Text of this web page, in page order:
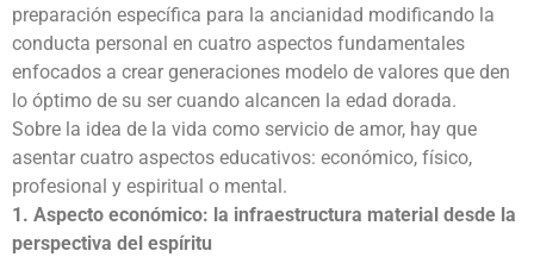
preparación específica para la ancianidad modificando la
conducta personal en cuatro aspectos fundamentales
enfocados a crear generaciones modelo de valores que den
lo óptimo de su ser cuando alcancen la edad dorada.
Sobre la idea de la vida como servicio de amor, hay que
asentar cuatro aspectos educativos: económico, físico,
profesional y espiritual o mental.
1. Aspecto económico: la infraestructura material desde la
perspectiva del espíritu